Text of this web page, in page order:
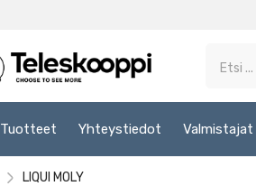
Tuotteet Yhteystiedot Valmistajat
LIQUI MOLY